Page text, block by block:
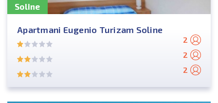
Soline
Apartmani Eugenio Turizam Soline
2
2
2